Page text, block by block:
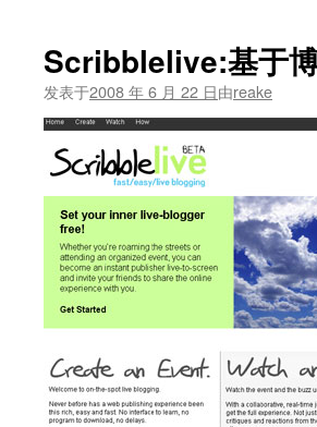
Scribblelive:基于
发表于2008 年 6 月 22 日由reake